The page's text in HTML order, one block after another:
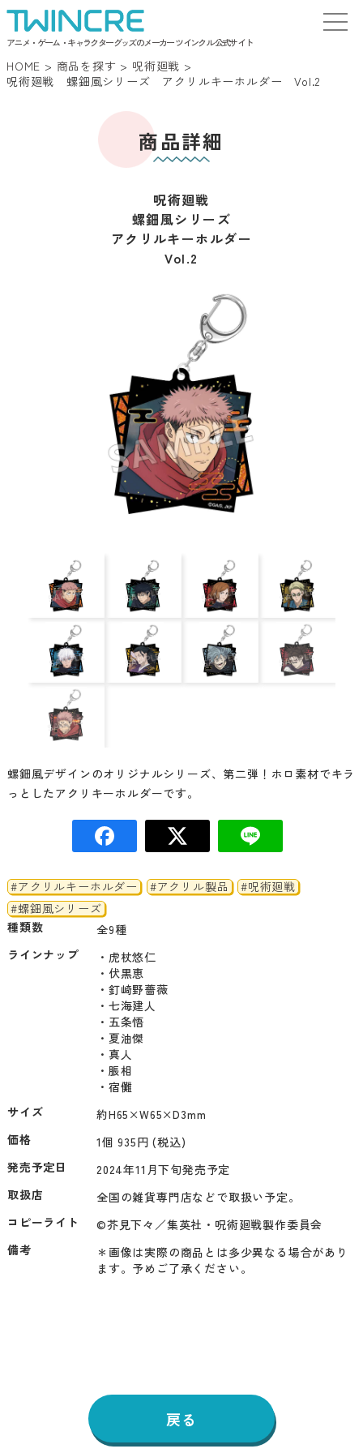
アニメ・ゲーム・キャラクターグッズのメーカー ツインクル 公式サイト
HOME > 商品を探す > 呪術廻戦 >
呪術廻戦 螺鈿風シリーズ アクリルキーホルダー Vol.2
商品詳細
呪術廻戦
螺鈿風シリーズ
アクリルキーホルダー
Vol.2
螺鈿風デザインのオリジナルシリーズ、第二弾！ホロ素材でキラ
っとしたアクリキーホルダーです。
#アクリルキーホルダー #アクリル製品
#呪術廻戦
#螺鈿風シリーズ
種類数
全9種
ラインナップ
・虎杖悠仁
・伏黒恵
・釘崎野薔薇
・七海建人
・五条悟
・夏油傑
・真人
・脹相
・宿儺
サイズ
約H65×W65×D3mm
価格
1個 935円 (税込)
発売予定日
2024年11月下旬発売予定
取扱店
全国の雑貨専門店などで取扱い予定。
コピーライト
©芥見下々／集英社・呪術廻戦製作委員会
備考
＊画像は実際の商品とは多少異なる場合があり
ます。予めご了承ください。
戻る